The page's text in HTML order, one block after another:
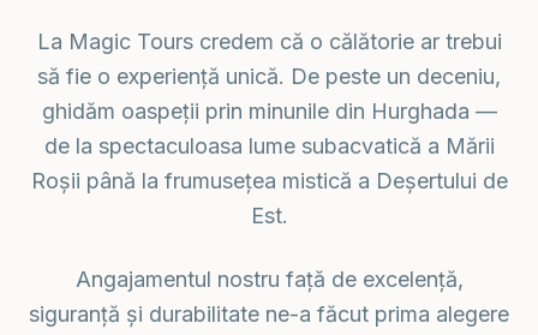
La Magic Tours credem că o călătorie ar trebui
să fie o experiență unică. De peste un deceniu,
ghidăm oaspeții prin minunile din Hurghada —
de la spectaculoasa lume subacvatică a Mării
Roșii până la frumusețea mistică a Deșertului de
Est.
Angajamentul nostru față de excelență,
siguranță și durabilitate ne-a făcut prima alegere